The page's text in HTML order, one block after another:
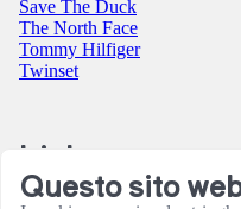
Save The Duck
The North Face
Tommy Hilfiger
Twinset
Link
Contatti
Questo sito